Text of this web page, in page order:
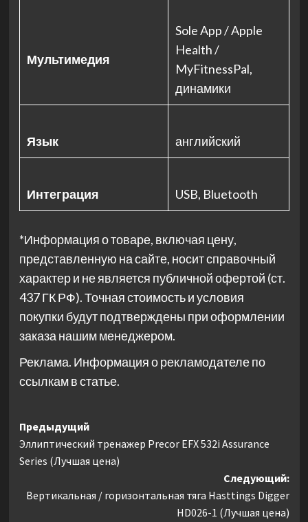
Мультимедия
Sole App / Apple
Health /
MyFitnessPal,
динамики
Язык английский
Интеграция USB, Bluetooth
*Информация о товаре, включая цену,
представленную на сайте, носит справочный
характер и не является публичной офертой (ст.
437 ГК РФ). Точная стоимость и условия
покупки будут подтверждены при оформлении
заказа нашим менеджером.
Реклама. Информация о рекламодателе по
ссылкам в статье.
Навигация
записи
Предыдущий
Эллиптический тренажер Precor EFX 532i Assurance
Series (Лучшая цена)
Следующий:
Вертикальная / горизонтальная тяга Hasttings Digger
HD026-1 (Лучшая цена)